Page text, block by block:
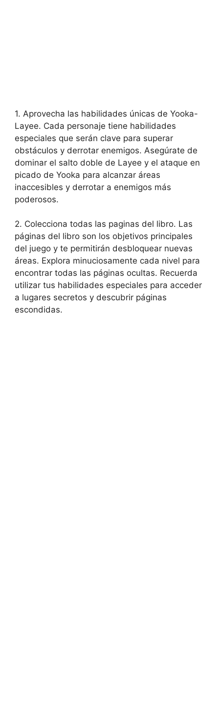
1. Aprovecha las habilidades únicas de Yooka-
Layee. Cada personaje tiene habilidades
especiales que serán clave para superar
obstáculos y derrotar enemigos. Asegúrate de
dominar el salto doble de Layee y el ataque en
picado de Yooka para alcanzar áreas
inaccesibles y derrotar a enemigos más
poderosos.
2. Colecciona todas las paginas del libro. Las
páginas del libro son los objetivos principales
del juego y te permitirán desbloquear nuevas
áreas. Explora minuciosamente cada nivel para
encontrar todas las páginas ocultas. Recuerda
utilizar tus habilidades especiales para acceder
a lugares secretos y descubrir páginas
escondidas.